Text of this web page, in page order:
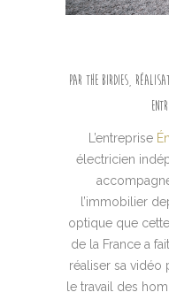
Par The Birdies,
L’entreprise
électricien
l’immobilier
optique que
de la France a
réaliser sa
le travail des